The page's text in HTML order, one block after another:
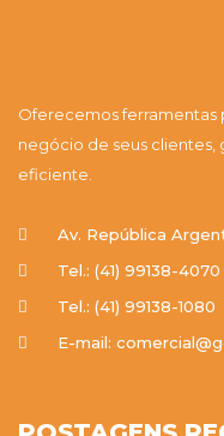
Oferecemos ferramentas
negócio de seus clientes,
eficiente.
Av. República
Tel.: (41) 99138-4070
Tel.: (41) 99138-1080
E-mail: